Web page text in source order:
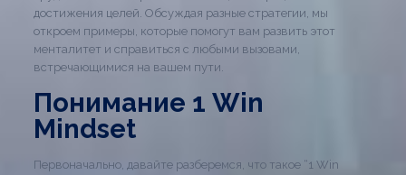
достижения целей. Обсуждая разные стратегии, мы
откроем примеры, которые помогут вам развить этот
менталитет и справиться с любыми вызовами,
встречающимися на вашем пути.
Понимание 1 Win
Mindset
Первоначально, давайте разберемся, что такое “1 Win